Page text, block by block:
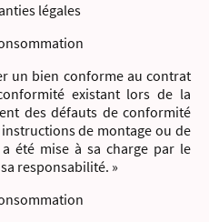
légales
un bien conforme au contrat
existant lors de la
des défauts de conformité
de montage ou de
été mise à sa charge par le
responsabilité. »